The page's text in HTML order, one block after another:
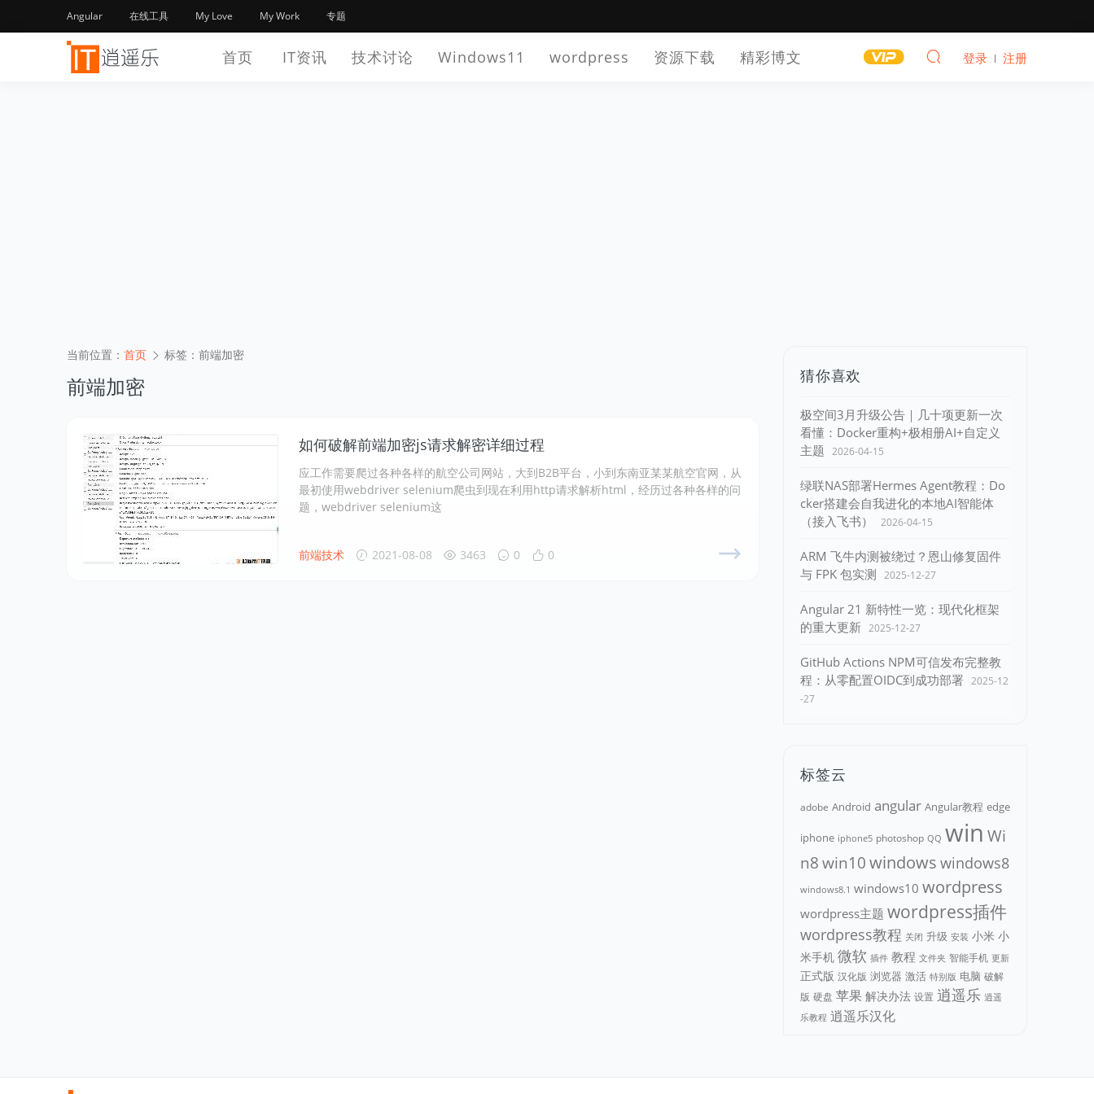
Angular 在线工具 My Love My Work 专题
首页 IT资讯 技术讨论 Windows11 wordpress 资源下载 精彩博文 登录 注册
当前位置： 首页 标签：前端加密
前端加密
如何破解前端加密js请求解密详细过程
应工作需要爬过各种各样的航空公司网站，大到B2B平台，小到东南亚某某航空官网，从
最初使用webdriver selenium爬虫到现在利用http请求解析html，经历过各种各样的问
题，webdriver selenium这
前端技术 2021-08-08 3463 0 0
猜你喜欢
极空间3月升级公告｜几十项更新一次
看懂：Docker重构+极相册AI+自定义
主题 2026-04-15
绿联NAS部署Hermes Agent教程：Do
cker搭建会自我进化的本地AI智能体
（接入飞书）
2026-04-15
ARM 飞牛内测被绕过？恩山修复固件
与 FPK 包实测 2025-12-27
Angular 21 新特性一览：现代化框架
的重大更新 2025-12-27
GitHub Actions NPM可信发布完整教
程：从零配置OIDC到成功部署 2025-12
-27
标签云
adobe Android angular Angular教程 edge
iphone iphone5 photoshop QQ win Wi
n8win10windows windows8
windows8.1 windows10 wordpress
wordpress主题 wordpress插件
wordpress教程 关闭 升级 安装 小米 小
米手机 微软 插件 教程 文件夹 智能手机 更新
正式版 汉化版 浏览器 激活 特别版 电脑 破解
版 硬盘 苹果 解决办法 设置 逍遥乐 逍遥
乐教程 逍遥乐汉化